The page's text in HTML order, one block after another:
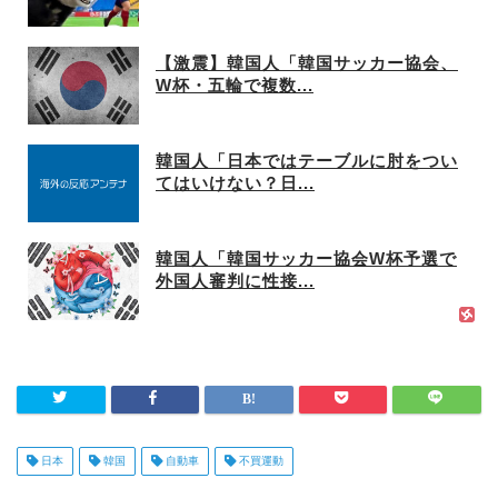
【激震】韓国人「韓国サッカー協会、
W杯・五輪で複数...
韓国人「日本ではテーブルに肘をつい
てはいけない？日...
韓国人「韓国サッカー協会W杯予選で
外国人審判に性接...
日本 韓国 自動車 不買運動